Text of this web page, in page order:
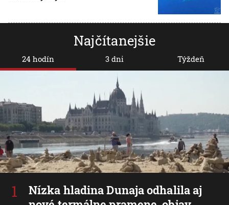
Najčítanejšie
24 hodín
Nízka hladina Dunaja odhalila aj
3 dni Týždeň